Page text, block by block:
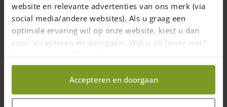
website en relevante advertenties van ons merk (via
social media/andere websites). Als u graag een
optimale ervaring wil op onze website, kiest u dan
voor ‘accepteren en doorgaan'. Wilt u dit liever niet?
Kies dan voor ‘zelf instellen’ en geef aan welke cookies
wij wel mogen verzamelen.
Accepteren en doorgaan
Wat een leuke foto’s hebben er weer ontvangen naar aanleiding
van onze winactie. Bij uw bestelling krijgt u een houten bordje
met de naam Adéquat. Als u dit monteert op uw hekwerk en
De winnende foto van deze maand is: